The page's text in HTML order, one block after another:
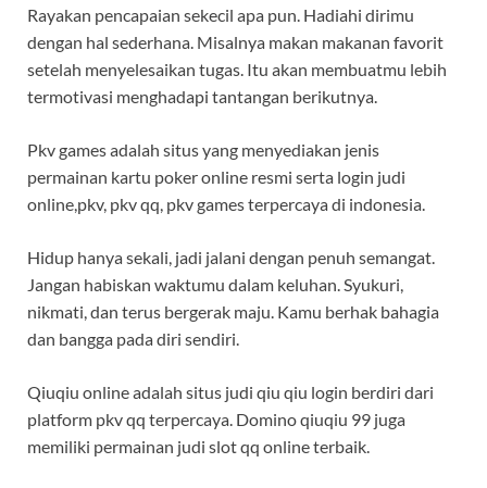
Rayakan pencapaian sekecil apa pun. Hadiahi dirimu
dengan hal sederhana. Misalnya makan makanan favorit
setelah menyelesaikan tugas. Itu akan membuatmu lebih
termotivasi menghadapi tantangan berikutnya.
Pkv games adalah situs yang menyediakan jenis
permainan kartu poker online resmi serta login judi
online,pkv, pkv qq, pkv games terpercaya di indonesia.
Hidup hanya sekali, jadi jalani dengan penuh semangat.
Jangan habiskan waktumu dalam keluhan. Syukuri,
nikmati, dan terus bergerak maju. Kamu berhak bahagia
dan bangga pada diri sendiri.
Qiuqiu online adalah situs judi qiu qiu login berdiri dari
platform pkv qq terpercaya. Domino qiuqiu 99 juga
memiliki permainan judi slot qq online terbaik.